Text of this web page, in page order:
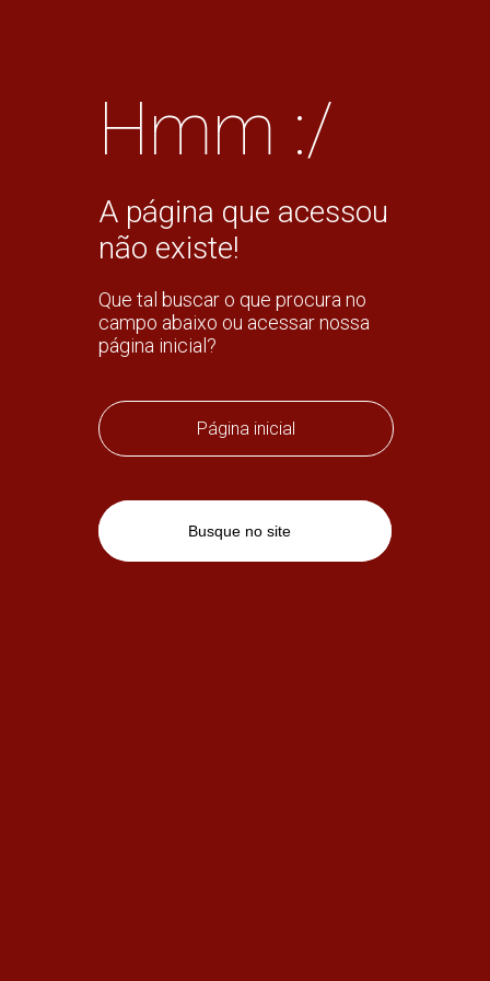
Hmm :/
A página que acessou
não existe!
Que tal buscar o que procura no
campo abaixo ou acessar nossa
página inicial?
Página inicial